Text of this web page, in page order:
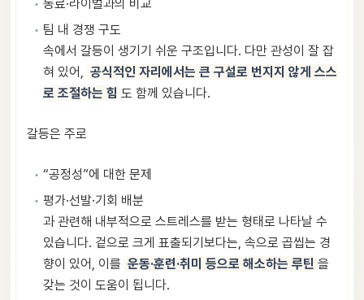
동료·라이벌과의 비교
팀 내 경쟁 구도
속에서 갈등이 생기기 쉬운 구조입니다. 다만 관성이 잘 잡
혀 있어, 공식적인 자리에서는 큰 구설로 번지지 않게 스스
로 조절하는 힘 도 함께 있습니다.
갈등은 주로
“공정성”에 대한 문제
평가·선발·기회 배분
과 관련해 내부적으로 스트레스를 받는 형태로 나타날 수
있습니다. 겉으로 크게 표출되기보다는, 속으로 곱씹는 경
향이 있어, 이를 운동·훈련·취미 등으로 해소하는 루틴 을
갖는 것이 도움이 됩니다.